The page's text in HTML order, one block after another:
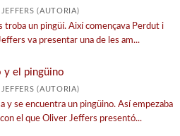
(AUTORIA)
troba un pingüí. Així començava Perdut i
va presentar una de les am...
y el pingüino
(AUTORIA)
y se encuentra un pingüino. Así empezaba
el que Oliver Jeffers presentó...